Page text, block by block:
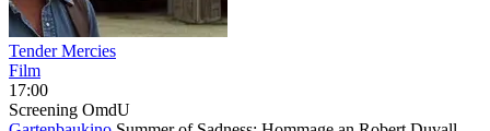
Tender Mercies
Film
17:00
Screening OmdU